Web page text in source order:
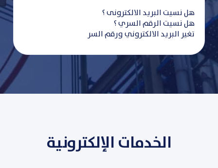
هل نسيت البريد الالكترونى ؟
هل نسيت الرقم السري ؟
تغير البريد الالكتروني ورقم السر
الخدمات الإلكترونية